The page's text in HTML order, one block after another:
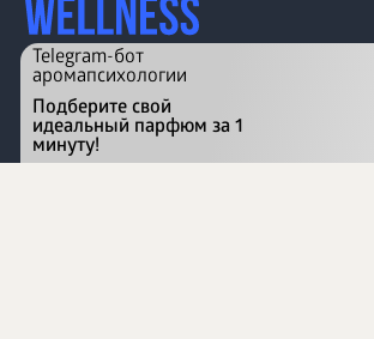
Перейти на сайт
Telegram-бот
аромапсихологии
Подберите свой
идеальный парфюм за 1
минуту!